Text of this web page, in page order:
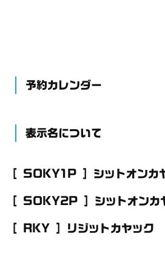
予約カレンダー
表示名について
[ SOKY1P ] シットオンカ
[ SOKY2P ] シットオンカ
[ RKY ] リジットカヤック